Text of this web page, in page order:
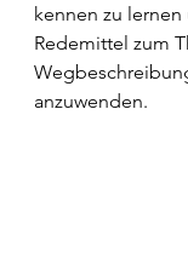
kennen zu
Redemittel zum
anzuwenden.